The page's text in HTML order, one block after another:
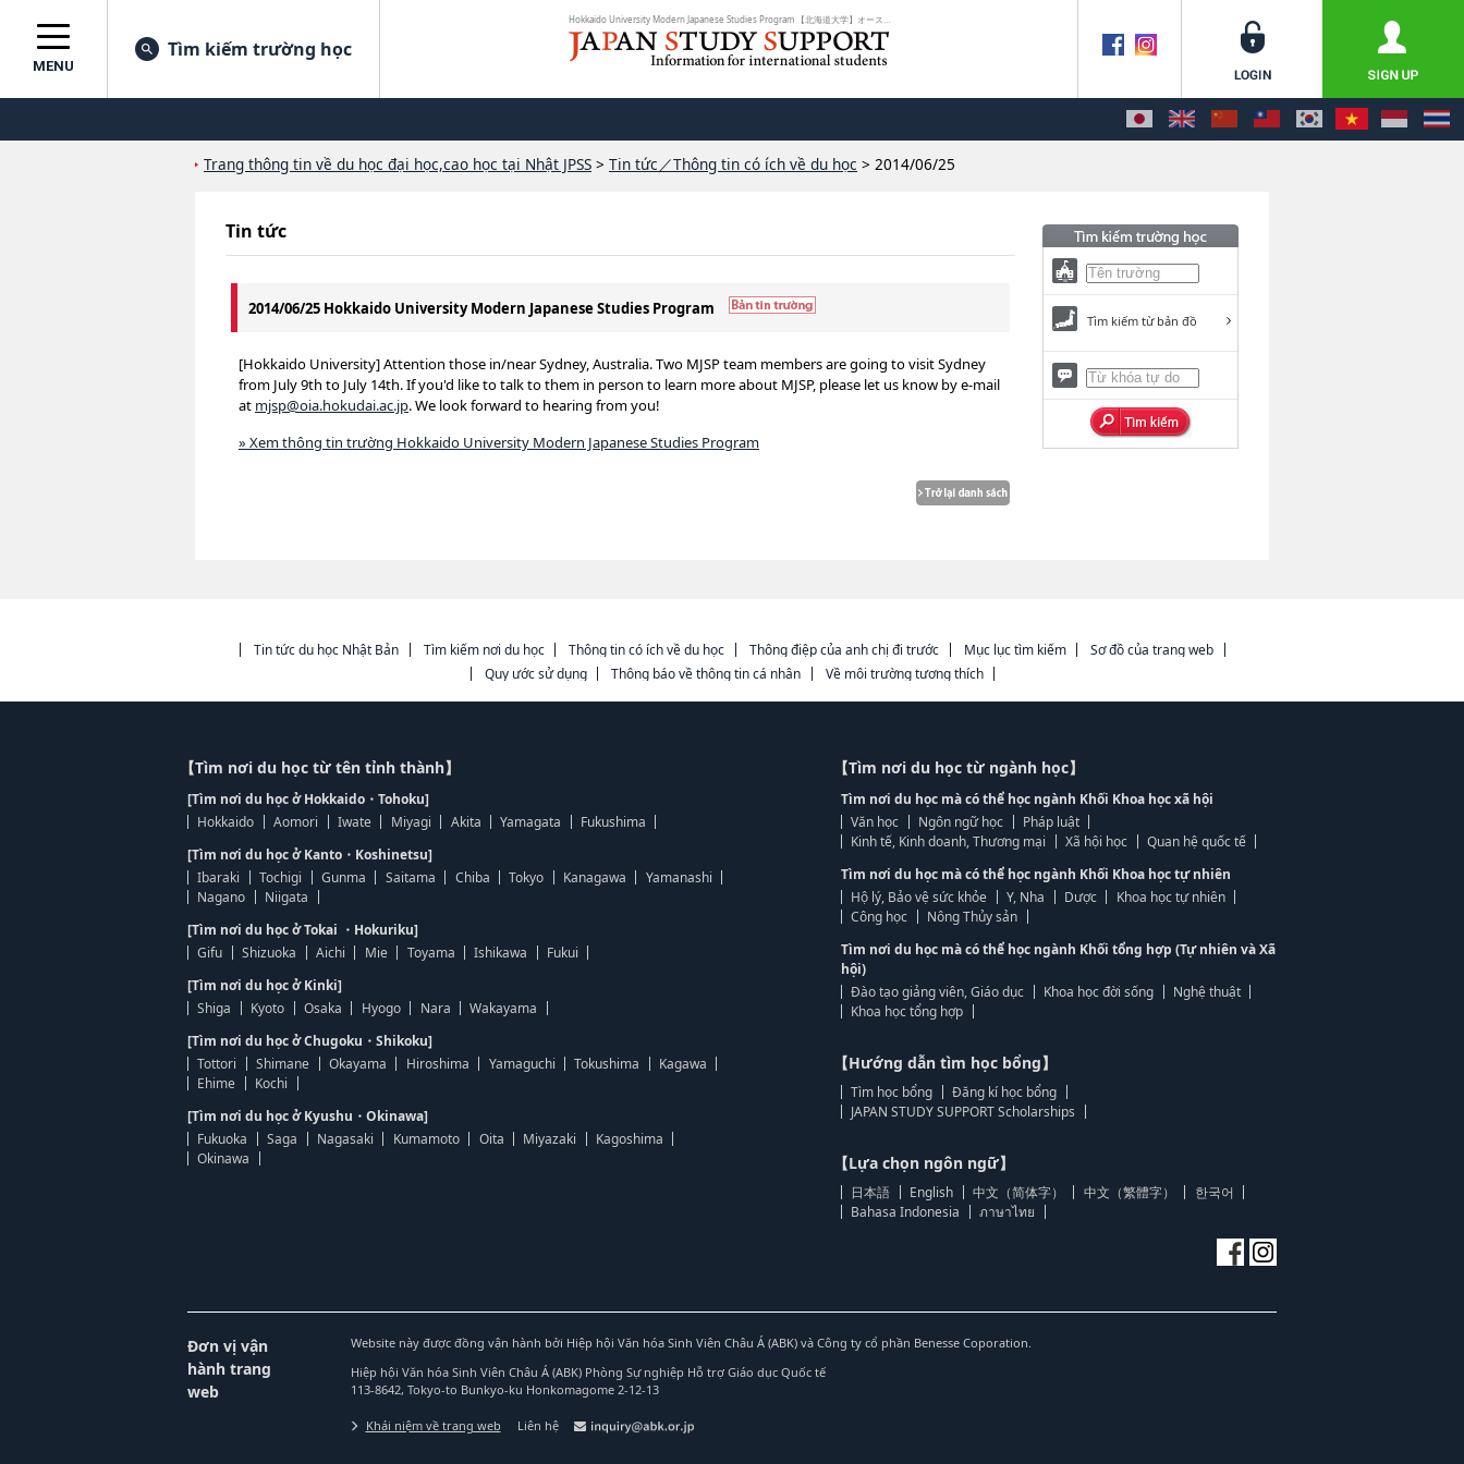
MENU
Tìm kiếm trường học
Trang thông tin về du học đại học,cao học tại Nhật JPSS > Tin tức／Thông tin có ích về du học > 2014/06/25
Tin tức
2014/06/25 Hokkaido University Modern Japanese Studies Program
[Hokkaido University] Attention those in/near Sydney, Australia. Two MJSP team members are going to visit Sydney
from July 9th to July 14th. If you'd like to talk to them in person to learn more about MJSP, please let us know by e-mail
at mjsp@oia.hokudai.ac.jp. We look forward to hearing from you!
» Xem thông tin trường Hokkaido University Modern Japanese Studies Program
Tìm kiếm từ bản đồ
Tin tức du học Nhật Bản Tìm kiếm nơi du học Thông tin có ích về du học Thông điệp của anh chị đi trước Mục lục tìm kiếm
Sơ đồ của trang web
Quy ước sử dụng
Thông báo về thông tin cá nhân Về môi trường tương thích
【Tìm nơi du học từ tên tỉnh thành】
[Tìm nơi du học ở Hokkaido・Tohoku]
Hokkaido
Aomori Iwate Miyagi Akita Yamagata
Fukushima
[Tìm nơi du học ở Kanto・Koshinetsu]
Ibaraki
Tochigi Gunma Saitama Chiba Tokyo Kanagawa
Yamanashi
Nagano
Niigata
[Tìm nơi du học ở Tokai ・Hokuriku]
Gifu
Shizuoka Aichi Mie Toyama Ishikawa
Fukui
[Tìm nơi du học ở Kinki]
Shiga
Kyoto Osaka Hyogo Nara
Wakayama
[Tìm nơi du học ở Chugoku・Shikoku]
Tottori
Shimane Okayama Hiroshima Yamaguchi Tokushima
Kagawa
Ehime
Kochi
[Tìm nơi du học ở Kyushu・Okinawa]
Fukuoka
Saga Nagasaki Kumamoto Oita Miyazaki
Kagoshima
Okinawa
【Tìm nơi du học từ ngành học】
Tìm nơi du học mà có thể học ngành Khối Khoa học xã hội
Văn học
Ngôn ngữ học
Pháp luật
Kinh tế, Kinh doanh, Thương mại
Xã hội học
Quan hệ quốc tế
Tìm nơi du học mà có thể học ngành Khối Khoa học tự nhiên
Hộ lý, Bảo vệ sức khỏe
Y, Nha Dược
Khoa học tự nhiên
Công học
Nông Thủy sản
Tìm nơi du học mà có thể học ngành Khối tổng hợp (Tự nhiên và Xã
hội)
Đào tạo giảng viên, Giáo dục
Khoa học đời sống
Nghệ thuật
Khoa học tổng hợp
【Hướng dẫn tìm học bổng】
Tìm học bổng
Đăng kí học bổng
JAPAN STUDY SUPPORT Scholarships
【Lựa chọn ngôn ngữ】
日本語 English 中文（简体字） 中文（繁體字）
한국어
Bahasa Indonesia
ภาษาไทย
Đơn vị vận
hành trang
web
Website này được đồng vận hành bởi Hiệp hội Văn hóa Sinh Viên Châu Á (ABK) và Công ty cổ phần Benesse Coporation.
Hiệp hội Văn hóa Sinh Viên Châu Á (ABK) Phòng Sự nghiệp Hỗ trợ Giáo dục Quốc tế
113-8642, Tokyo-to Bunkyo-ku Honkomagome 2-12-13
Khái niệm về trang web Liên hệ